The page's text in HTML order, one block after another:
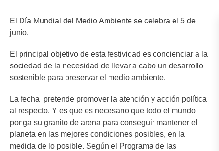
El Día Mundial del Medio Ambiente se celebra el 5 de
junio.
El principal objetivo de esta festividad es concienciar a la
sociedad de la necesidad de llevar a cabo un desarrollo
sostenible para preservar el medio ambiente.
La fecha pretende promover la atención y acción política
al respecto. Y es que es necesario que todo el mundo
ponga su granito de arena para conseguir mantener el
planeta en las mejores condiciones posibles, en la
medida de lo posible. Según el Programa de las